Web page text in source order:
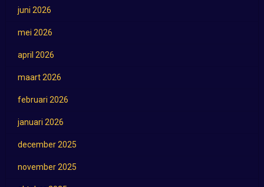
juni 2026
mei 2026
april 2026
maart 2026
februari 2026
januari 2026
december 2025
november 2025